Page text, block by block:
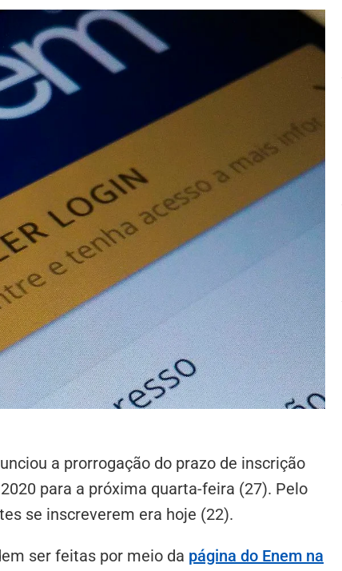
a prorrogação do prazo de inscrição
para a próxima quarta-feira (27). Pelo
se inscreverem era hoje (22).
ser feitas por meio da página do Enem na